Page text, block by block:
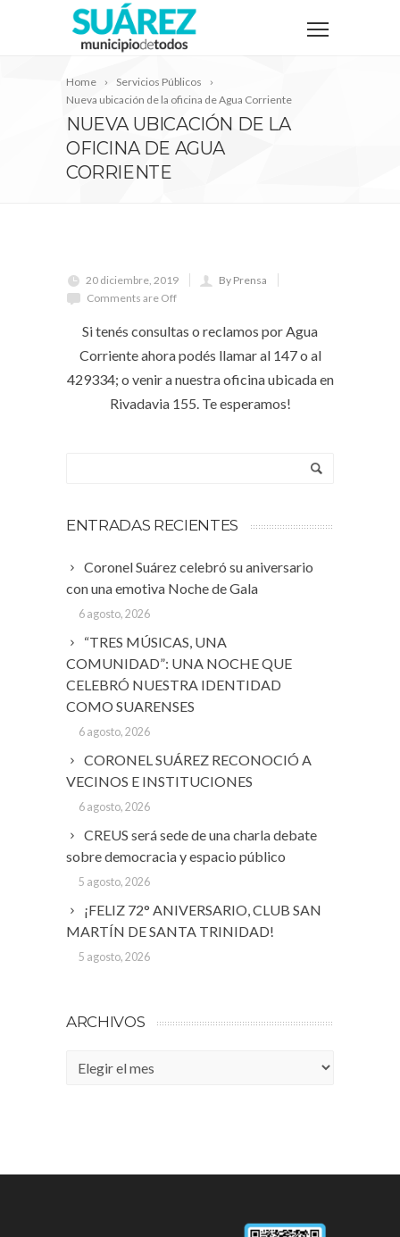
Home
Servicios Públicos
Nueva ubicación de la oficina de Agua Corriente
NUEVA UBICACIÓN DE LA
OFICINA DE AGUA
CORRIENTE
20 diciembre, 2019
By Prensa
Comments are Off
Si tenés consultas o reclamos por Agua
Corriente ahora podés llamar al 147 o al
429334; o venir a nuestra oficina ubicada en
Rivadavia 155. Te esperamos!
ENTRADAS RECIENTES
Coronel Suárez celebró su aniversario
con una emotiva Noche de Gala
6 agosto, 2026
“TRES MÚSICAS, UNA
COMUNIDAD”: UNA NOCHE QUE
CELEBRÓ NUESTRA IDENTIDAD
COMO SUARENSES
6 agosto, 2026
CORONEL SUÁREZ RECONOCIÓ A
VECINOS E INSTITUCIONES
6 agosto, 2026
CREUS será sede de una charla debate
sobre democracia y espacio público
5 agosto, 2026
¡FELIZ 72° ANIVERSARIO, CLUB SAN
MARTÍN DE SANTA TRINIDAD!
5 agosto, 2026
ARCHIVOS
Archivos